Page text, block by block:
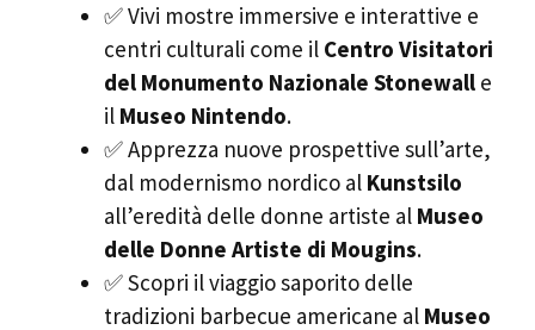
✅ Vivi mostre immersive e interattive e
centri culturali come il Centro Visitatori
del Monumento Nazionale Stonewall e
il Museo Nintendo.
✅ Apprezza nuove prospettive sull’arte,
dal modernismo nordico al Kunstsilo
all’eredità delle donne artiste al Museo
delle Donne Artiste di Mougins.
✅ Scopri il viaggio saporito delle
tradizioni barbecue americane al Museo